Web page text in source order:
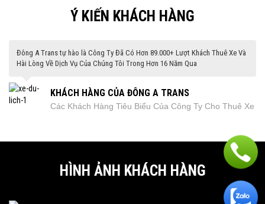
Ý KIẾN KHÁCH HÀNG
Đông A Trans tự hào là Công Ty Đã Có Hơn 89.000+ Lượt Khách Thuê Xe Và
Hài Lòng Về Dịch Vụ Của Chúng Tôi Trong Hơn 16 Năm Qua
KHÁCH HÀNG CỦA ĐÔNG A TRANS
Các Khách Hàng Tiêu Biểu Của Công Ty Cho Thuê Xe
HÌNH ẢNH KHÁCH HÀNG